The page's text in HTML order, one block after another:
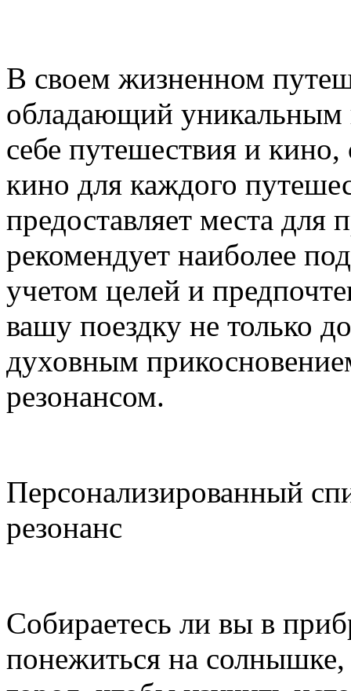
В своем жизненном
обладающий уникальным
себе путешествия и
кино для каждого
предоставляет места
рекомендует наиболее
учетом целей и
вашу поездку не только
духовным
резонансом.
Персонализированный
резонанс
Собираетесь ли вы в
понежиться на